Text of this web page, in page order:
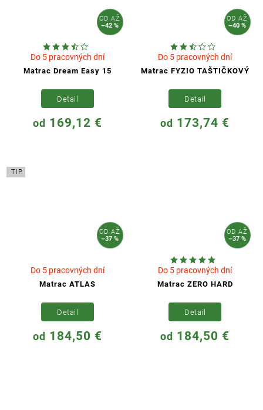
ODAŽ
–42 %
Matrac Dream Easy 15
Do 5 pracovných dní
od 169,12 €
Detail
ODAŽ
–40 %
Matrac FYZIO TAŠTIČKOVÝ
Do 5 pracovných dní
od 173,74 €
Detail
TIP
ODAŽ
–37 %
Matrac ATLAS
Do 5 pracovných dní
od 184,50 €
Detail
ODAŽ
–37 %
Matrac ZERO HARD
Do 5 pracovných dní
od 184,50 €
Detail